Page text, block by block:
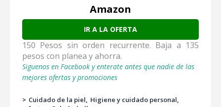
Amazon
IR A LA OFERTA
150 Pesos sin orden recurrente. Baja a 135
pesos con planea y ahorra.
Siguenos en Facebook y enterate antes que nadie de las
mejores ofertas y promociones
> Cuidado de la piel
Higiene y cuidado personal